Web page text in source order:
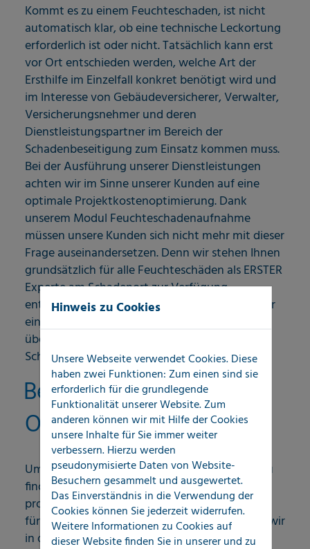
Kommt es zu einem Feuchteschaden, ist nicht
automatisch klar, ob eine technische Leckortung
erforderlich ist oder nicht. Tatsächlich kann erst
vor Ort entschieden werden, welche Art der
Ersthilfe im Einzelfall konkret benötigt wird und
im Interesse von Gebäudeversicherer, Verwalter,
Versicherungsnehmer und deren
Dienstleistungspartner im Bereich der
Schadenbeseitigung zum Einsatz kommen muss.
Bei der Ausführung unserer Dienstleistungen
achten wir im Sinne unserer Kunden auf eine
optimale Projektkostenoptimierung. Dank
unserem Modul Feuchteschadenaufnahme
müssen unsere Kunden sich nicht mehr mit dieser
Frage auseinandersetzen. Denn wir stehen Ihnen
grundsätzlich für alle Feuchteschäden als ERSTER
Experte am Schadenort zur Verfügung,
entscheiden ob eine klassische Leckortung oder
eine Feuchteschadenaufnahme sinnvoll ist und
übernehmen für Sie den kompletten
SchadenERSTservice.
Bestandsaufnahme vor
Ort
Um die Ursache Ihres Feuchtigkeitsproblems zu
finden, bedarf es einer individuellen und
professionellen Situationsanalyse. Als Experten
für Feuchte- und Leitungswasserschäden sind wir
in der Lage, je nach Bedarf, Ihre Wasser- und
Hinweis zu Cookies
Unsere Webseite verwendet Cookies. Diese
haben zwei Funktionen: Zum einen sind sie
erforderlich für die grundlegende
Funktionalität unserer Website. Zum
anderen können wir mit Hilfe der Cookies
unsere Inhalte für Sie immer weiter
verbessern. Hierzu werden
pseudonymisierte Daten von Website-
Besuchern gesammelt und ausgewertet.
Das Einverständnis in die Verwendung der
Cookies können Sie jederzeit widerrufen.
Weitere Informationen zu Cookies auf
dieser Website finden Sie in unsererund zu